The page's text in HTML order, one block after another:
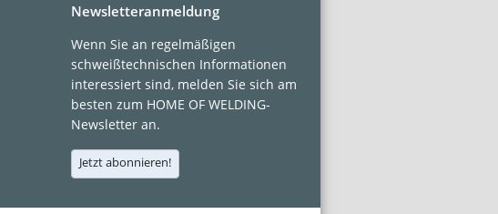
Newsletteranmeldung
Wenn Sie an regelmäßigen
schweißtechnischen Informationen
interessiert sind, melden Sie sich am
besten zum HOME OF WELDING-
Newsletter an.
Jetzt abonnieren!